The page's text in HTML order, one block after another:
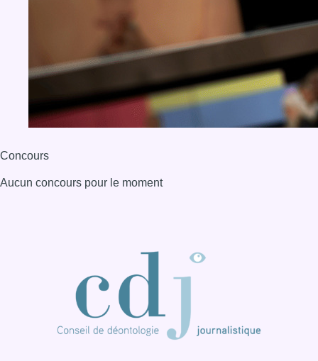
Concours
Aucun concours pour le moment